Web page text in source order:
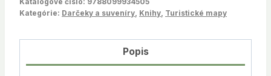
Kategórie: Darčeky a suveníry, Knihy, Turistické mapy
Popis